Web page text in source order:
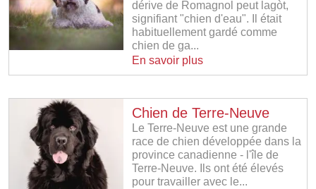
dérive de Romagnol peut lagòt,
signifiant "chien d'eau". Il était
habituellement gardé comme
chien de ga...
En savoir plus
Chien de Terre-Neuve
Le Terre-Neuve est une grande
race de chien développée dans la
province canadienne - l'île de
Terre-Neuve. Ils ont été élevés
pour travailler avec le...